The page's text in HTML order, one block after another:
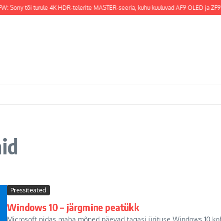
Sony tõi turule 4K HDR-telerite MASTER-seeria, kuhu kuuluvad AF9 OLED ja
Pressiteated
Windows 10 – järgmine peatükk
Microsoft pidas maha mõned päevad tagasi ürituse Windows 10